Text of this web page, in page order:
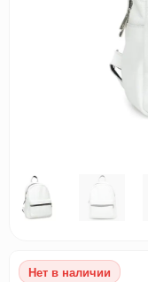
Нет в наличии